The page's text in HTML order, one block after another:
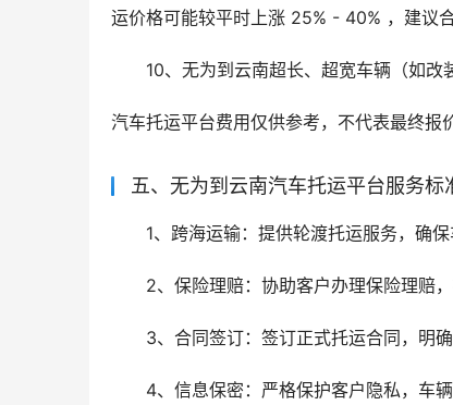
运价格可能较平时上涨 25% - 40% ，建议
10、无为到云南超长、超宽车辆（如改
汽车托运平台费用仅供参考，不代表最终报
五、无为到云南汽车托运平台服务标
1、跨海运输：提供轮渡托运服务，确保
2、保险理赔：协助客户办理保险理赔，
3、合同签订：签订正式托运合同，明
4、信息保密：严格保护客户隐私，车